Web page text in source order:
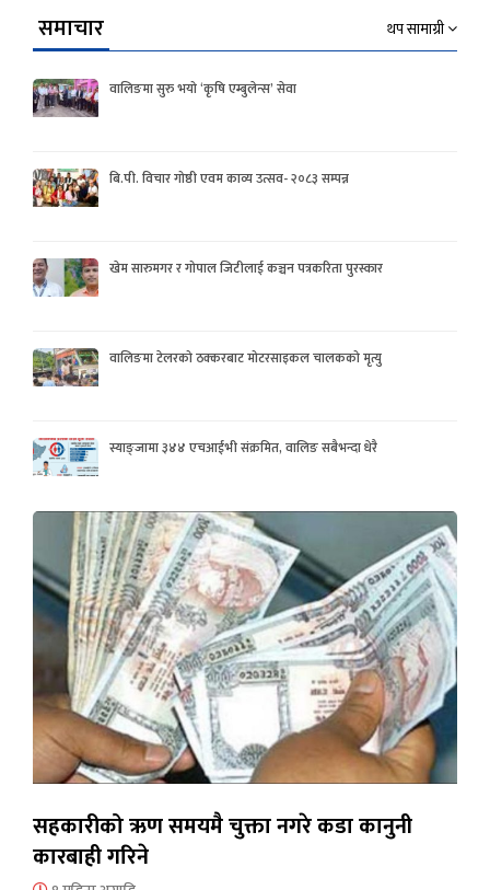
समाचार थप सामाग्री
वालिङमा सुरु भयो ‘कृषि एम्बुलेन्स’ सेवा
बि.पी. विचार गोष्ठी एवम काव्य उत्सव- २०८३ सम्पन्न
खेम सारुमगर र गोपाल जिटीलाई कञ्चन पत्रकरिता पुरस्कार
वालिङमा टेलरको ठक्करबाट मोटरसाइकल चालकको मृत्यु
स्याङ्जामा ३४४ एचआईभी संक्रमित, वालिङ सबैभन्दा धेरै
सहकारीको ऋण समयमै चुक्ता नगरे कडा कानुनी
कारबाही गरिने